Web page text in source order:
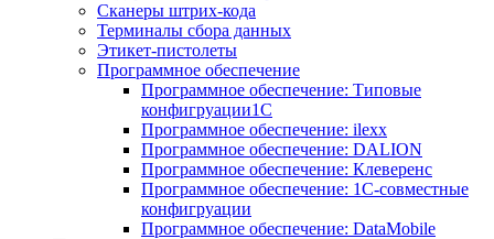
Сканеры штрих-кода
Терминалы сбора данных
Этикет-пистолеты
Программное обеспечение
Программное обеспечение: Типовые
конфигруации1С
Программное обеспечение: ilexx
Программное обеспечение: DALION
Программное обеспечение: Клеверенс
Программное обеспечение: 1С-совместные
конфигруации
Программное обеспечение: DataMobile